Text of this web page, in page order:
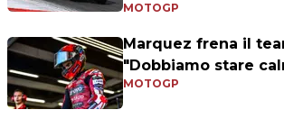
MOTOGP
Marquez frena il
"Dobbiamo stare
MOTOGP